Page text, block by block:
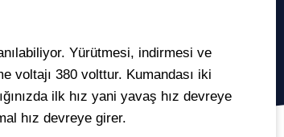
Yürütmesi, indirmesi ve
voltajı 380 volttur. Kumandası iki
ilk hız yani yavaş hız devreye
hız devreye girer.